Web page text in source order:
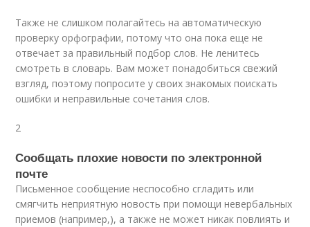
Также не слишком полагайтесь на автоматическую
проверку орфографии, потому что она пока еще не
отвечает за правильный подбор слов. Не ленитесь
смотреть в словарь. Вам может понадобиться свежий
взгляд, поэтому попросите у своих знакомых поискать
ошибки и неправильные сочетания слов.
2
Сообщать плохие новости по электронной
почте
Письменное сообщение неспособно сгладить или
смягчить неприятную новость при помощи невербальных
приемов (например,), а также не может никак повлиять и